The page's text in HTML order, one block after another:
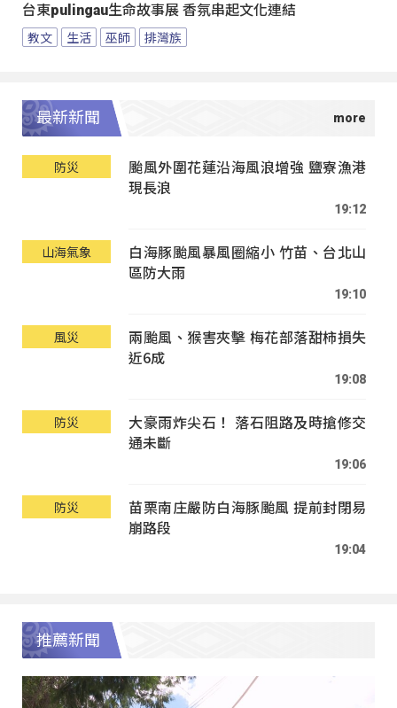
台東pulingau生命故事展 香氛串起文化連結
教文 生活 巫師 排灣族
最新新聞
防災
颱風外圍花蓮沿海風浪增強 鹽寮漁港
現長浪
19:12
山海氣象
白海豚颱風暴風圈縮小 竹苗、台北山
區防大雨
19:10
風災
兩颱風、猴害夾擊 梅花部落甜柿損失
近6成
19:08
防災
大豪雨炸尖石！ 落石阻路及時搶修交
通未斷
19:06
防災
苗栗南庄嚴防白海豚颱風 提前封閉易
崩路段
19:04
推薦新聞